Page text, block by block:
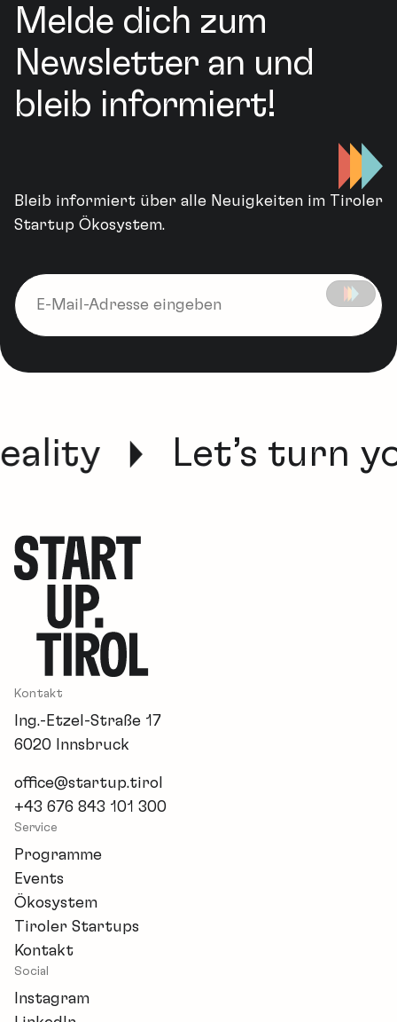
Melde dich zum
Newsletter an und
bleib informiert!
Bleib informiert über alle Neuigkeiten im Tiroler
Startup Ökosystem.
Let’s turn
Kontakt
Ing.-Etzel-Straße 17
6020 Innsbruck
office@startup.tirol
+43 676 843 101 300
Service
Programme
Events
Ökosystem
Tiroler Startups
Kontakt
Social
Instagram